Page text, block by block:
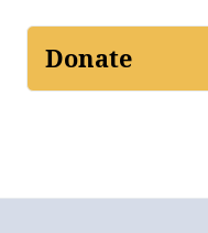
Donate